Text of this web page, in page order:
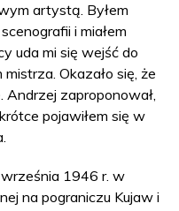
artystą. Byłem
i miałem
uda mi się wejść do
Okazało się, że
Andrzej zaproponował,
pojawiłem się w
1946 r. w
na pograniczu Kujaw i